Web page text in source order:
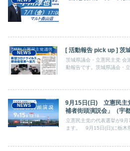
NEWS [ 活動
茨城県議会・立憲民主党 会
動報告です。茨城県議会・
NEWS
9月15日(日) 立憲民主
補者街頭演説会」（宇
立憲民主党の代表選挙が9
ます。 9月15日(日)に栃木